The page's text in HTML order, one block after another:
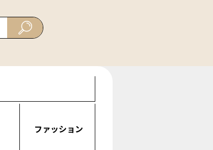
ファッション